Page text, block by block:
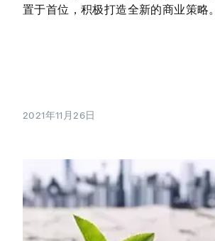
置于首位，积极打造全新的商业策略。
2021年11月26日